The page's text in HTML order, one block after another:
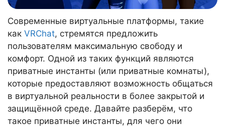
Современные виртуальные платформы, такие
как VRChat, стремятся предложить
пользователям максимальную свободу и
комфорт. Одной из таких функций являются
приватные инстанты (или приватные комнаты),
которые предоставляют возможность общаться
в виртуальной реальности в более закрытой и
защищённой среде. Давайте разберём, что
такое приватные инстанты, для чего они